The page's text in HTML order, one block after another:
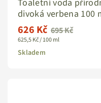
Toaletní voda
divoká verbena 100
Standardní
cena
626 Kč 695 Kč
625,5 Kč / 100 ml
Skladem